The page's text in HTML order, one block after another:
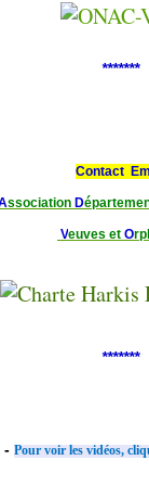
*******
Contact
ssociation D
Veuves et O
*******
- Pour voir les vidéos,